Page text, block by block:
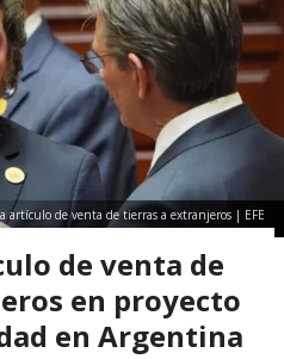
artículo de venta de tierras a extranjeros | EFE
de venta de
en proyecto
en Argentina